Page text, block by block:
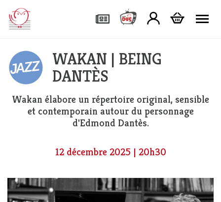
WAKAN | BEING
DANTÈS
Wakan élabore un répertoire original, sensible
et contemporain autour du personnage
d'Edmond Dantès.
12 décembre 2025 | 20h30